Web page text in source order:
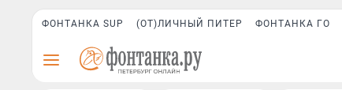
ФОНТАНКА SUP (ОТ)ЛИЧНЫЙ ПИТЕР ФОНТАНКА ГО